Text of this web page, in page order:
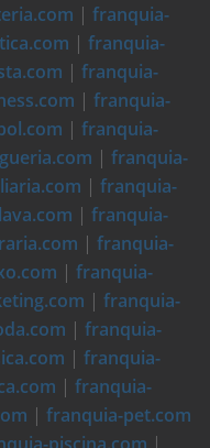
| franquia-
| franquia-
| franquia-
| franquia-
| franquia-
| franquia-
| franquia-
| franquia-
| franquia-
| franquia-
| franquia-
| franquia-
| franquia-
| franquia-
| franquia-pet.com